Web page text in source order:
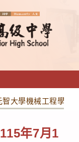
智大學機械工程學系
年7月1